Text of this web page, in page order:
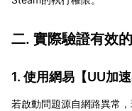
二. 實際驗證有效
1. 使用網易【UU加
若啟動問題源自網路異常